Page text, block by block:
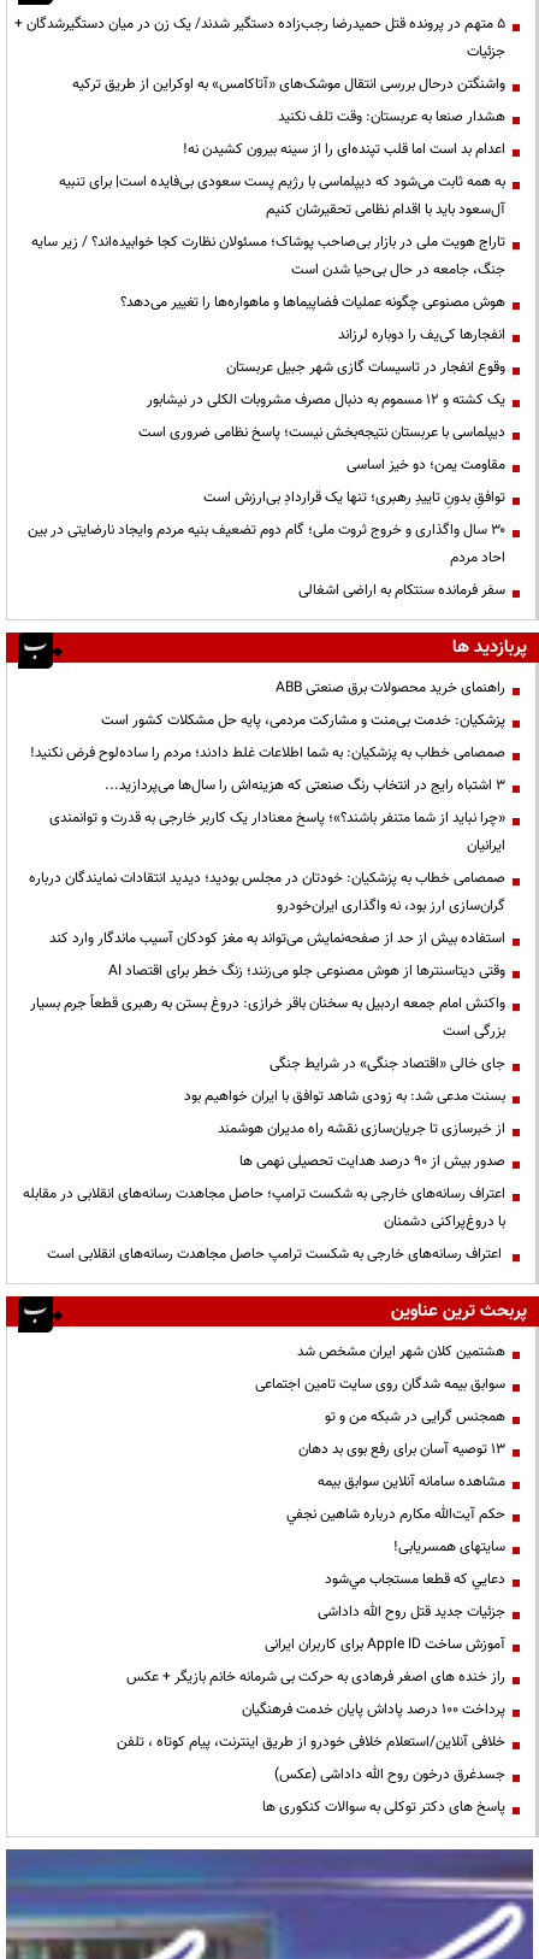
۵ متهم در پرونده قتل حمیدرضا رجب‌زاده دستگیر شدند/ یک زن در میان دستگیرشدگان +
جزئیات
واشنگتن درحال بررسی انتقال موشک‌های «آتاکامس» به اوکراین از طریق ترکیه
هشدار صنعا به عربستان: وقت تلف نکنید
اعدام بد است اما قلب تپنده‌ای را از سینه بیرون کشیدن نه!
به همه ثابت می‌شود که دیپلماسی با رژیم پست سعودی بی‌فایده است| برای تنبیه
آل‌سعود باید با اقدام نظامی تحقیرشان کنیم
تاراج هویت ملی در بازار بی‌صاحب پوشاک؛ مسئولان نظارت کجا خوابیده‌اند؟ / زیر سایه
جنگ، جامعه در حال بی‌حیا شدن است
هوش مصنوعی چگونه عملیات فضاپیماها و ماهواره‌ها را تغییر می‌دهد؟
انفجارها کی‌یف را دوباره لرزاند
وقوع انفجار در تاسیسات گازی شهر جبیل عربستان
یک کشته و ۱۲ مسموم به دنبال مصرف مشروبات الکلی در نیشابور
دیپلماسی با عربستان نتیجه‌بخش نیست؛ پاسخ نظامی ضروری است
مقاومت یمن؛ دو خیز اساسی
توافقِ بدونِ تاییدِ رهبری؛ تنها یک قراردادِ بی‌ارزش است
۳۰ سال واگذاری و خروج ثروت ملی؛ گام دوم تضعیف بنیه مردم وایجاد نارضایتی در بین
احاد مردم
سفر فرمانده سنتکام به اراضی اشغالی
پربازدید ها
راهنمای خرید محصولات برق صنعتی ABB
پزشکیان: خدمت بی‌منت و مشارکت مردمی، پایه حل مشکلات کشور است
صمصامی خطاب به پزشکیان: به شما اطلاعات غلط دادند؛ مردم را ساده‌لوح فرض نکنید!
3 اشتباه رایج در انتخاب رنگ صنعتی که هزینه‌اش را سال‌ها می‌پردازید...
«چرا نباید از شما متنفر باشند؟»؛ پاسخ معنادار یک کاربر خارجی به قدرت و توانمندی
ایرانیان
صمصامی خطاب به پزشکیان: خودتان در مجلس بودید؛ دیدید انتقادات نمایندگان درباره
گران‌سازی ارز بود، نه واگذاری ایران‌خودرو
استفاده بیش از حد از صفحه‌نمایش می‌تواند به مغز کودکان آسیب ماندگار وارد کند
وقتی دیتاسنترها از هوش مصنوعی جلو می‌زنند؛ زنگ خطر برای اقتصاد AI
واکنش امام جمعه اردبیل به سخنان باقر خرازی: دروغ بستن به رهبری قطعاً جرم بسیار
بزرگی است
جای خالی «اقتصاد جنگی» در شرایط جنگی
بسنت مدعی شد: به زودی شاهد توافق با ایران خواهیم بود
از خبرسازی تا جریان‌سازی نقشه راه مدیران هوشمند
صدور بیش از ۹۰ درصد هدایت تحصیلی نهمی ها
اعتراف رسانه‌های خارجی به شکست ترامپ؛ حاصل مجاهدت رسانه‌های انقلابی در مقابله
با دروغ‌پراکنی دشمنان
اعتراف رسانه‌های خارجی به شکست ترامپ حاصل مجاهدت رسانه‌های انقلابی است
پربحث ترین عناوین
هشتمین کلان شهر ایران مشخص شد
سوابق بیمه شدگان روی سایت تامین اجتماعی
همجنس گرایی در شبکه من و تو
13 توصیه آسان برای رفع بوی بد دهان
مشاهده سامانه آنلاين سوابق بیمه
حكم آيت‌الله مكارم درباره شاهين نجفي
سایتهای همسریابی!
دعايي كه قطعا مستجاب مي‌شود
جزئیات جدید قتل روح الله داداشی
آموزش ساخت Apple ID برای کاربران ایرانی
راز خنده های اصغر فرهادی به حرکت بی شرمانه خانم بازیگر + عکس
پرداخت ۱۰۰ درصد پاداش پایان خدمت فرهنگیان
خلافی آنلاین/استعلام خلافی خودرو از طریق اینترنت، پیام کوتاه ، تلفن
جسدغرق درخون روح الله داداشی (عکس)
پاسخ های دکتر توکلی به سوالات کنکوری ها